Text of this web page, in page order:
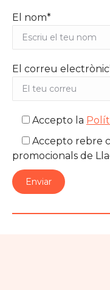
El nom*
El correu
Accepto la
Accepto rebre
promocionals de